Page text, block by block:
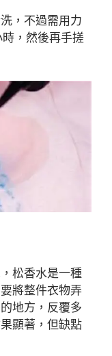
，不過需用力
，然後再手搓
松香水是一種
將整件衣物弄
地方，反覆多
顯著，但缺點